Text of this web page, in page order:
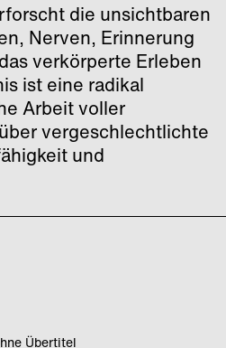
die unsichtbaren
Nerven, Erinnerung
verkörperte Erleben
ist eine radikal
Arbeit voller
vergeschlechtlichte
und
Übertitel